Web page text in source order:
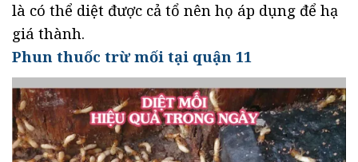
là có thể diệt được cả tổ nên họ áp dụng để hạ
giá thành.
Phun thuốc trừ mối tại quận 11